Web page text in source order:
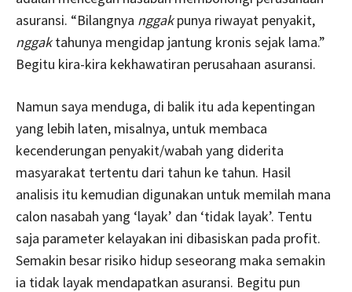
asuransi. “Bilangnya nggakpunya riwayat penyakit,
nggaktahunya mengidap jantung kronis sejak lama.”
Begitu kira-kira kekhawatiran perusahaan asuransi.
Namun saya menduga, di balik itu ada kepentingan
yang lebih laten, misalnya, untuk membaca
kecenderungan penyakit/wabah yang diderita
masyarakat tertentu dari tahun ke tahun. Hasil
analisis itu kemudian digunakan untuk memilah mana
calon nasabah yang ‘layak’ dan ‘tidak layak’. Tentu
saja parameter kelayakan ini dibasiskan pada profit.
Semakin besar risiko hidup seseorang maka semakin
ia tidak layak mendapatkan asuransi. Begitu pun